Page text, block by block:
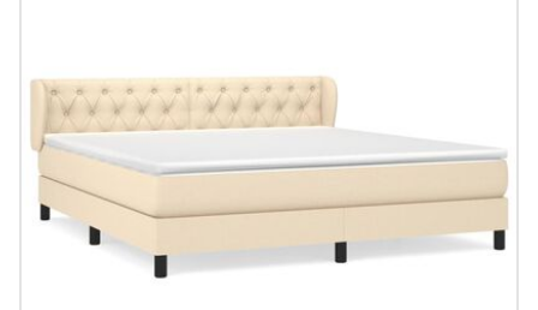
#sharemevidaxl